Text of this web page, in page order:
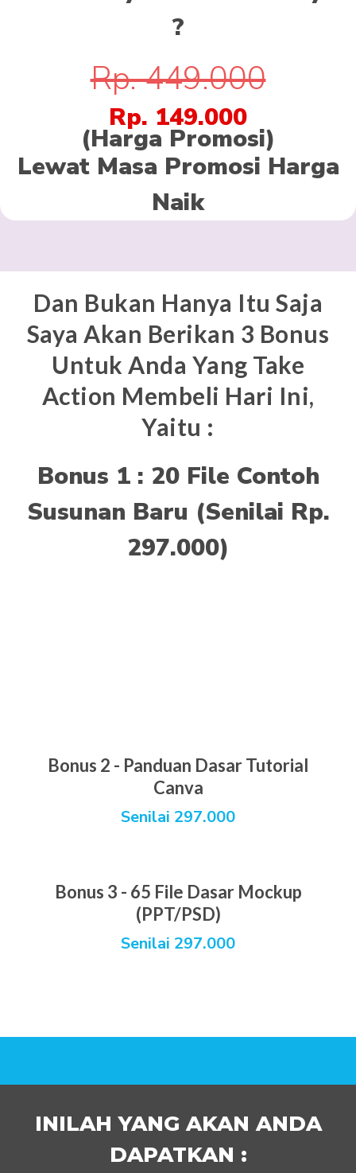
?
Rp. 449.000
Rp. 149.000
(Harga Promosi)
Lewat Masa Promosi Harga
Naik
Dan Bukan Hanya Itu Saja
Saya Akan Berikan 3 Bonus
Untuk Anda Yang Take
Action Membeli Hari Ini,
Yaitu :
Bonus 1 : 20 File Contoh
Susunan Baru (Senilai Rp.
297.000)
Bonus 2 - Panduan Dasar Tutorial
Canva
Senilai 297.000
Bonus 3 - 65 File Dasar Mockup
(PPT/PSD)
Senilai 297.000
INILAH YANG AKAN ANDA
DAPATKAN :